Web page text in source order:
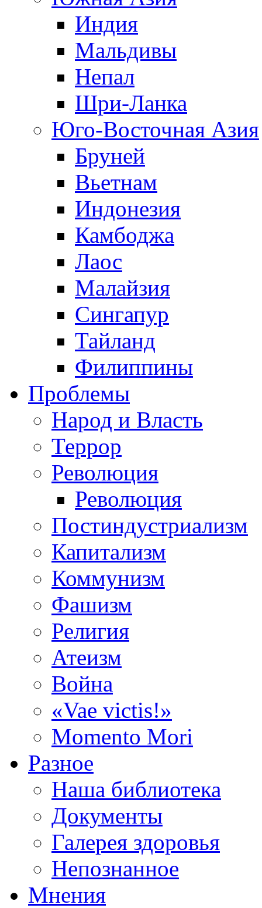
Индия
Мальдивы
Непал
Шри-Ланка
Юго-Восточная Азия
Бруней
Вьетнам
Индонезия
Камбоджа
Лаос
Малайзия
Сингапур
Тайланд
Филиппины
Проблемы
Народ и Власть
Террор
Революция
Революция
Постиндустриализм
Капитализм
Коммунизм
Фашизм
Религия
Атеизм
Война
«Vae victis!»
Momento Mori
Разное
Наша библиотека
Документы
Галерея здоровья
Непознанное
Мнения